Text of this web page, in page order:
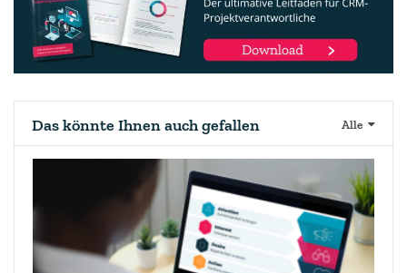
Alle
Das könnte Ihnen auch gefallen